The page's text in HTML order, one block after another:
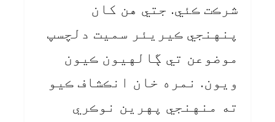
شرڪت ڪئي. جتي هن کان
پنهنجي ڪيريئر سميت دلچسپ
موضوعن تي ڳالهيون ڪيون
ويون. نمره خان انڪشاف ڪيو
ته منهنجي پهرين نوڪري